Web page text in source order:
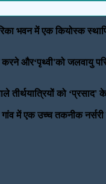
भवन में एक कियोस्क
और‘पृथ्वी'को जलवायु
तीर्थयात्रियों को
में एक उच्च तकनीक